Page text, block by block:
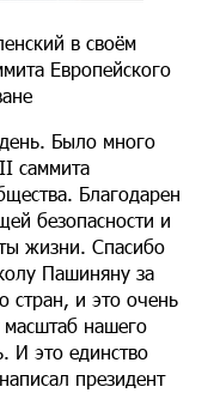
в своём
Европейского
Было много
саммита
Благодарен
безопасности и
жизни. Спасибо
Пашиняну за
стран, и это очень
масштаб нашего
И это единство
президент